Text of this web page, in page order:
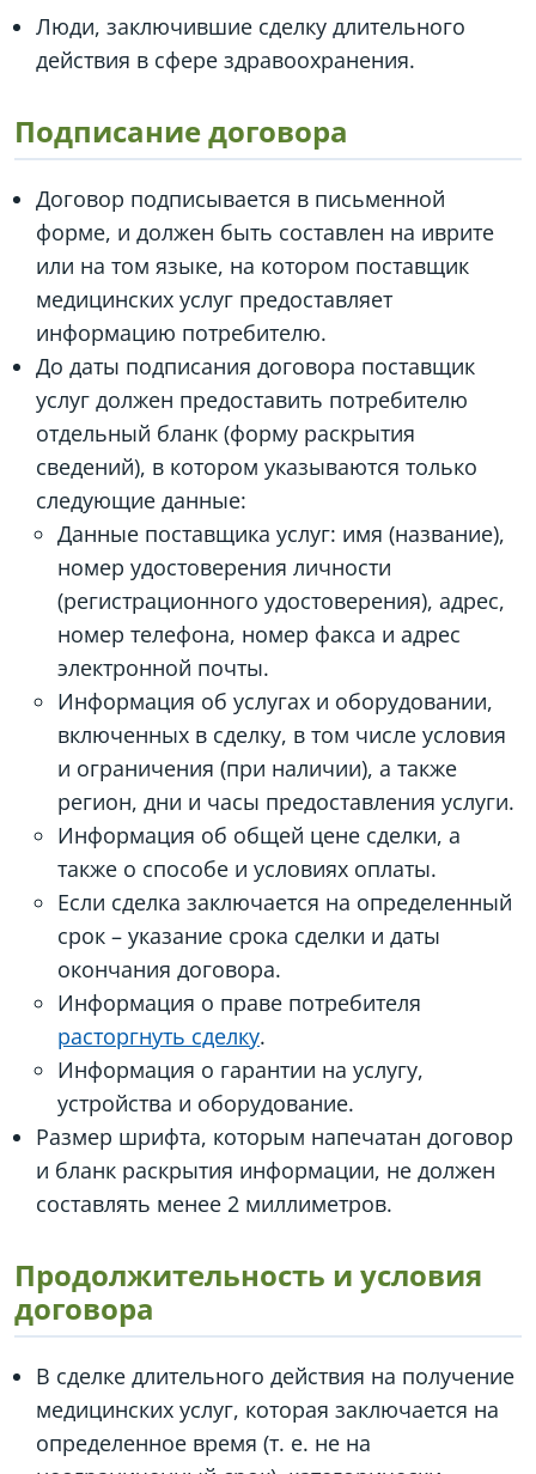
Люди, заключившие сделку длительного
действия в сфере здравоохранения.
Подписание договора
Договор подписывается в письменной
форме, и должен быть составлен на иврите
или на том языке, на котором поставщик
медицинских услуг предоставляет
информацию потребителю.
До даты подписания договора поставщик
услуг должен предоставить потребителю
отдельный бланк (форму раскрытия
сведений), в котором указываются только
следующие данные:
Данные поставщика услуг: имя (название),
номер удостоверения личности
(регистрационного удостоверения), адрес,
номер телефона, номер факса и адрес
электронной почты.
Информация об услугах и оборудовании,
включенных в сделку, в том числе условия
и ограничения (при наличии), а также
регион, дни и часы предоставления услуги.
Информация об общей цене сделки, а
также о способе и условиях оплаты.
Если сделка заключается на определенный
срок – указание срока сделки и даты
окончания договора.
Информация о праве потребителя
расторгнуть сделку.
Информация о гарантии на услугу,
устройства и оборудование.
Размер шрифта, которым напечатан договор
и бланк раскрытия информации, не должен
составлять менее 2 миллиметров.
Продолжительность и условия
договора
В сделке длительного действия на получение
медицинских услуг, которая заключается на
определенное время (т. е. не на